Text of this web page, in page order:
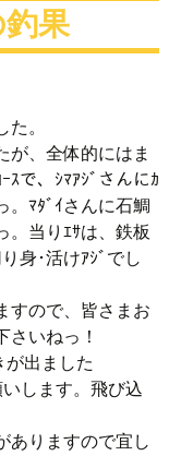
果
。
が、全体的にはま
ｽで、ｼﾏｱｼﾞさんにｶ
。ﾏﾀﾞｲさんに石鯛
。当りｴｻは、鉄板
身･活けｱｼﾞでし
すので、皆さまお
さいねっ！
が出ました
します。飛び込
ありますので宜し